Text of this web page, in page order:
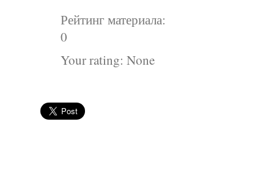
Рейтинг материала:
0
Your rating: None